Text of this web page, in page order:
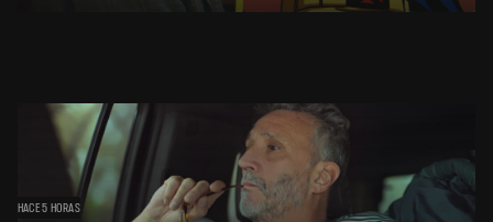
HACE 5 HORAS